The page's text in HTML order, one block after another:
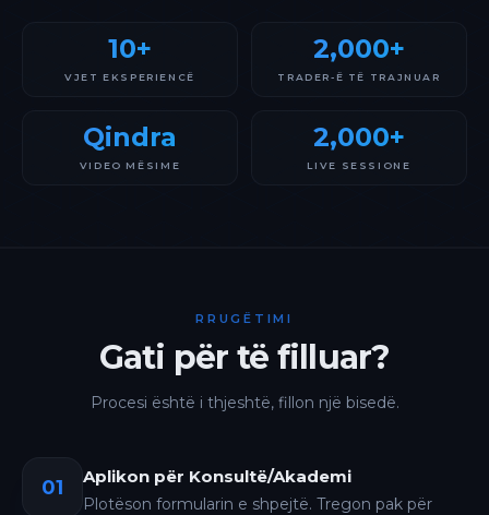
10+
VJET EKSPERIENCË
2,000+
TRADER-Ë TË TRAJNUAR
Qindra
VIDEO MËSIME
2,000+
LIVE SESSIONE
RRUGËTIMI
Gati për të filluar?
Procesi është i thjeshtë, fillon një bisedë.
01 Aplikon për Konsultë/Akademi
Plotëson formularin e shpejtë. Tregon pak për